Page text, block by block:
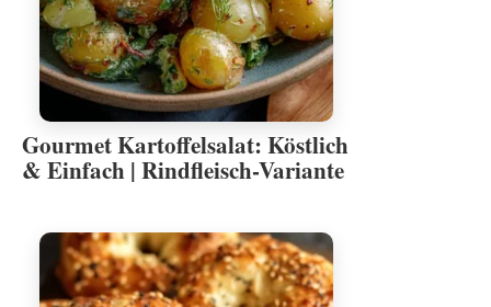
Gourmet Kartoffelsalat: Köstlich
& Einfach | Rindfleisch-Variante